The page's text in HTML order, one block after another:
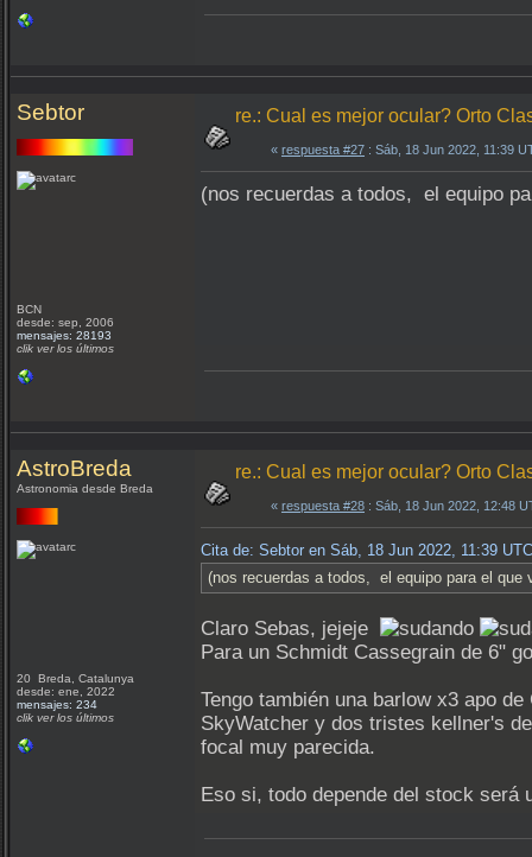
Sebtor
BCN
desde: sep, 2006
mensajes: 28193
clik ver los últimos
re.: Cual es mejor ocular? Orto
« respuesta #27 : Sáb, 18 Jun 2022, 11:39
(nos recuerdas a todos, el equipo
AstroBreda
Astronomia desde Breda
20 Breda, Catalunya
desde: ene, 2022
mensajes: 234
clik ver los últimos
re.: Cual es mejor ocular? Orto
« respuesta #28 : Sáb, 18 Jun 2022, 12:48
Cita de: Sebtor en Sáb, 18 Jun 2022, 11:39 UTC
(nos recuerdas a todos, el equipo para el
Claro Sebas, jejeje
Para un Schmidt Cassegrain de 6"
Tengo también una barlow x3 apo
SkyWatcher y dos tristes kellner's
focal muy parecida.
Eso si, todo depende del stock será